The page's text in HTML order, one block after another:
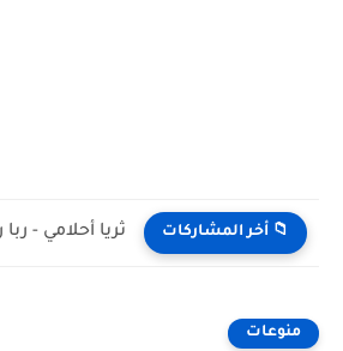
📁 أخر المشاركات ثريا أحلامي - ربا
منوعات